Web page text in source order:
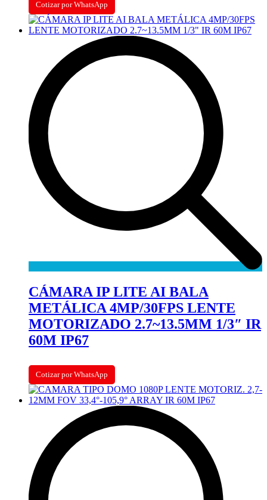
Cotizar por WhatsApp
CÁMARA IP LITE AI BALA
METÁLICA 4MP/30FPS LENTE
MOTORIZADO 2.7~13.5MM 1/3″ IR
60M IP67
Cotizar por WhatsApp